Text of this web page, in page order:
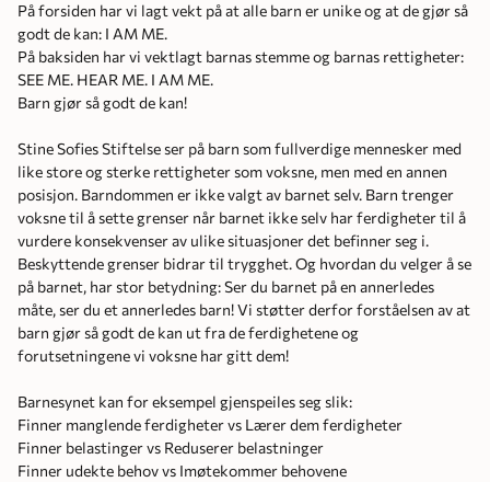
På forsiden har vi lagt vekt på at alle barn er unike og at de gjør så
godt de kan: I AM ME.
På baksiden har vi vektlagt barnas stemme og barnas rettigheter:
SEE ME. HEAR ME. I AM ME.
Barn gjør så godt de kan!
Stine Sofies Stiftelse ser på barn som fullverdige mennesker med
like store og sterke rettigheter som voksne, men med en annen
posisjon. Barndommen er ikke valgt av barnet selv. Barn trenger
voksne til å sette grenser når barnet ikke selv har ferdigheter til å
vurdere konsekvenser av ulike situasjoner det befinner seg i.
Beskyttende grenser bidrar til trygghet. Og hvordan du velger å se
på barnet, har stor betydning: Ser du barnet på en annerledes
måte, ser du et annerledes barn! Vi støtter derfor forståelsen av at
barn gjør så godt de kan ut fra de ferdighetene og
forutsetningene vi voksne har gitt dem!
Barnesynet kan for eksempel gjenspeiles seg slik:
Finner manglende ferdigheter vs Lærer dem ferdigheter
Finner belastinger vs Reduserer belastninger
Finner udekte behov vs Imøtekommer behovene